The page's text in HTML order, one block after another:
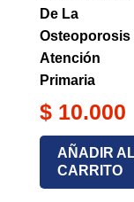
De La
Osteoporosis
Atención
Primaria
$ 10.000
AÑADIR
CARRITO